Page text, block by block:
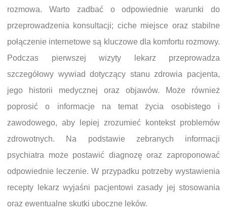
rozmowa. Warto zadbać o odpowiednie warunki do
przeprowadzenia konsultacji; ciche miejsce oraz stabilne
połączenie internetowe są kluczowe dla komfortu rozmowy.
Podczas pierwszej wizyty lekarz przeprowadza
szczegółowy wywiad dotyczący stanu zdrowia pacjenta,
jego historii medycznej oraz objawów. Może również
poprosić o informacje na temat życia osobistego i
zawodowego, aby lepiej zrozumieć kontekst problemów
zdrowotnych. Na podstawie zebranych informacji
psychiatra może postawić diagnozę oraz zaproponować
odpowiednie leczenie. W przypadku potrzeby wystawienia
recepty lekarz wyjaśni pacjentowi zasady jej stosowania
oraz ewentualne skutki uboczne leków.